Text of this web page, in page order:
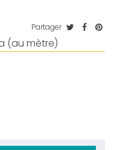
Partager
(au mètre)